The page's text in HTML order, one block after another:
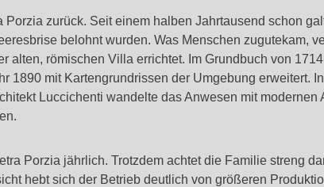
zurück. Seit einem halben Jahrtausend schon
belohnt wurden. Was Menschen zugutekam,
alten, römischen Villa errichtet. Im Grundbuch von
mit Kartengrundrissen der Umgebung erweitert.
Luccichenti wandelte das Anwesen mit
Porzia jährlich. Trotzdem achtet die Familie streng
hebt sich der Betrieb deutlich von größeren